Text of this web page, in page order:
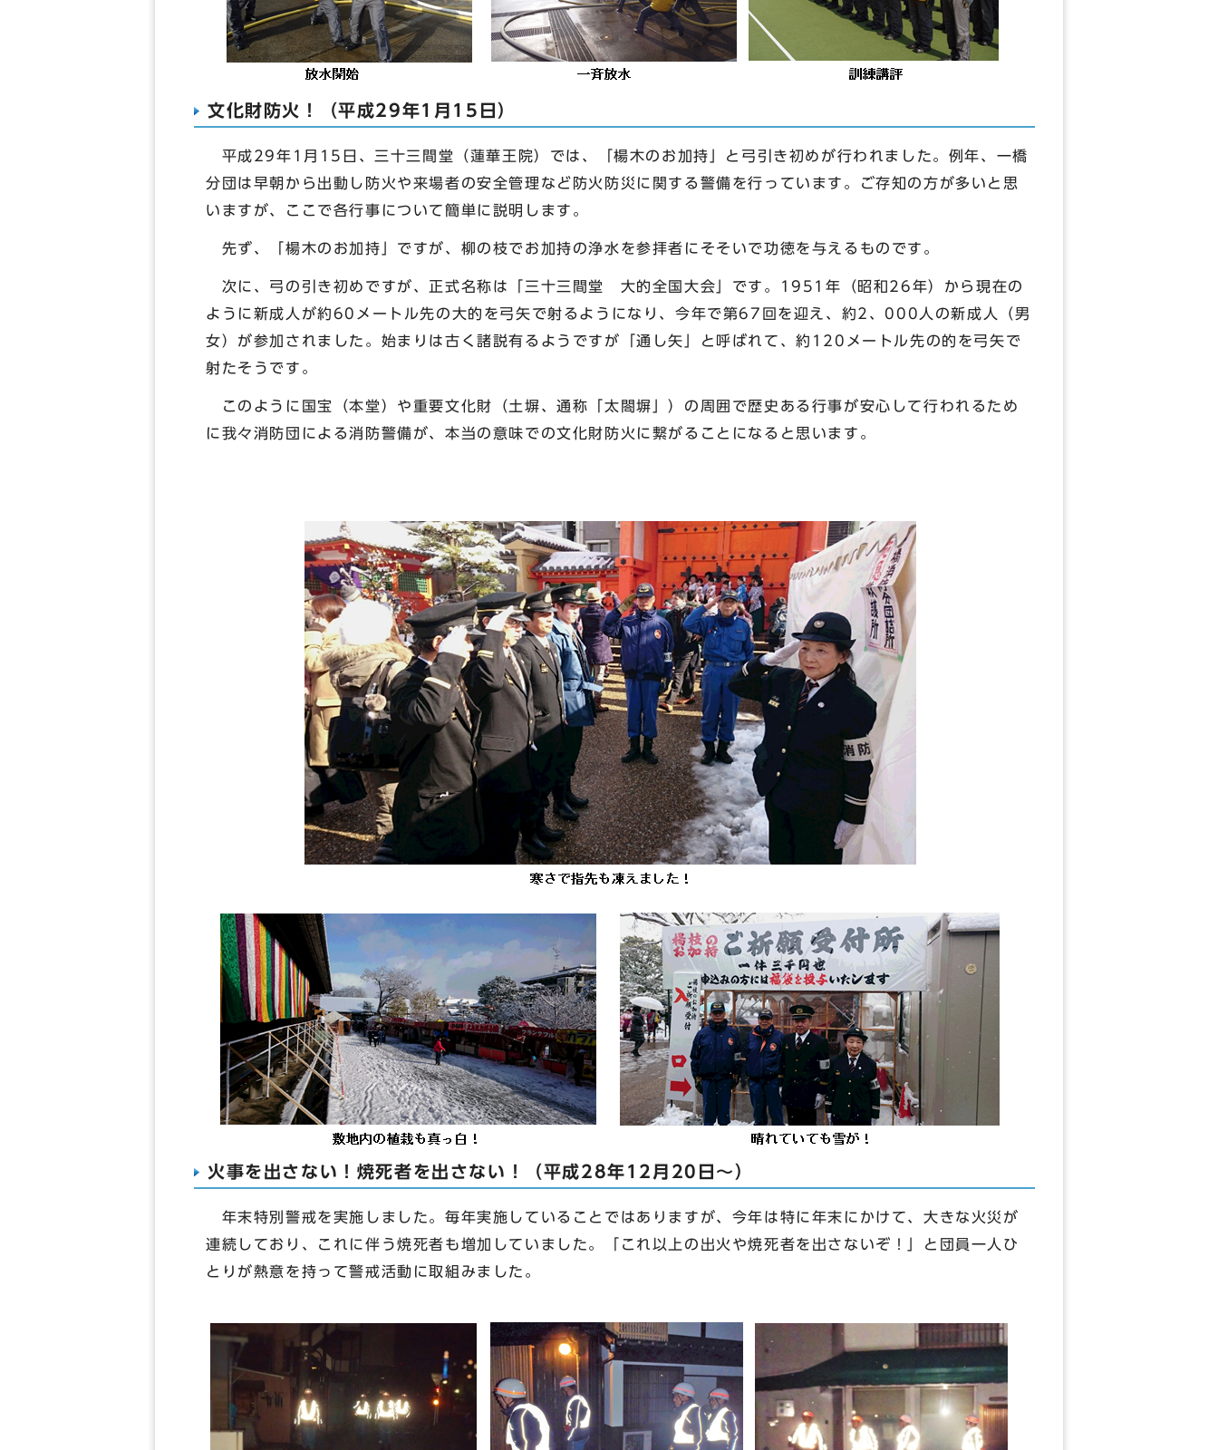
文化財防火！（平成29年1月15日）
平成29年1月15日、三十三間堂（蓮華王院）では、「楊木のお加持」と弓引き初めが行われました。例年、一橋
分団は早朝から出動し防火や来場者の安全管理など防火防災に関する警備を行っています。ご存知の方が多いと思
いますが、ここで各行事について簡単に説明します。
先ず、「楊木のお加持」ですが、柳の枝でお加持の浄水を参拝者にそそいで功徳を与えるものです。
次に、弓の引き初めですが、正式名称は「三十三間堂 大的全国大会」です。1951年（昭和26年）から現在の
ように新成人が約60メートル先の大的を弓矢で射るようになり、今年で第67回を迎え、約2、000人の新成人（男
女）が参加されました。始まりは古く諸説有るようですが「通し矢」と呼ばれて、約120メートル先の的を弓矢で
射たそうです。
このように国宝（本堂）や重要文化財（土塀、通称「太閤塀」）の周囲で歴史ある行事が安心して行われるため
に我々消防団による消防警備が、本当の意味での文化財防火に繋がることになると思います。
火事を出さない！焼死者を出さない！（平成28年12月20日～）
年末特別警戒を実施しました。毎年実施していることではありますが、今年は特に年末にかけて、大きな火災が
連続しており、これに伴う焼死者も増加していました。「これ以上の出火や焼死者を出さないぞ！」と団員一人ひ
とりが熱意を持って警戒活動に取組みました。